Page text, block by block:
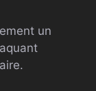
un